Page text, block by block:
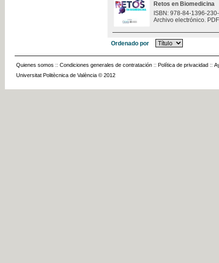
Retos en Biomedicina
ISBN: 978-84-1396-
Archivo electrónico.
Ordenado por
Quienes somos :: Condiciones generales de contratación :: Política de privacidad ::
Universitat Politècnica de València © 2012